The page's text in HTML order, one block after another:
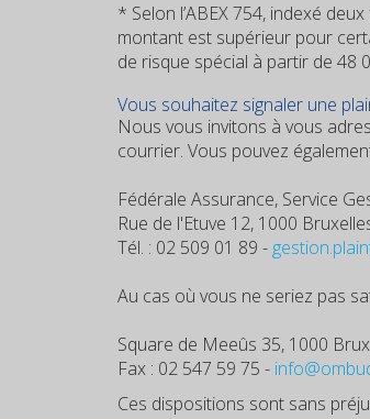
* Selon l’ABEX 754, indexé
montant est supérieur pour
de risque spécial à partir de 48
Vous souhaitez signaler une
Nous vous invitons à vous
courrier. Vous pouvez
Fédérale Assurance, Service
Rue de l'Etuve 12, 1000
Tél. : 02 509 01 89 -
Au cas où vous ne seriez pas
Square de Meeûs 35, 1000
Fax : 02 547 59 75 -
Ces dispositions sont sans